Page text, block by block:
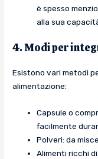
è spesso
alla sua
4. Modi per
Esistono vari metodi
alimentazione:
Capsule o
facilmente
Polveri: da
Alimenti ricchi